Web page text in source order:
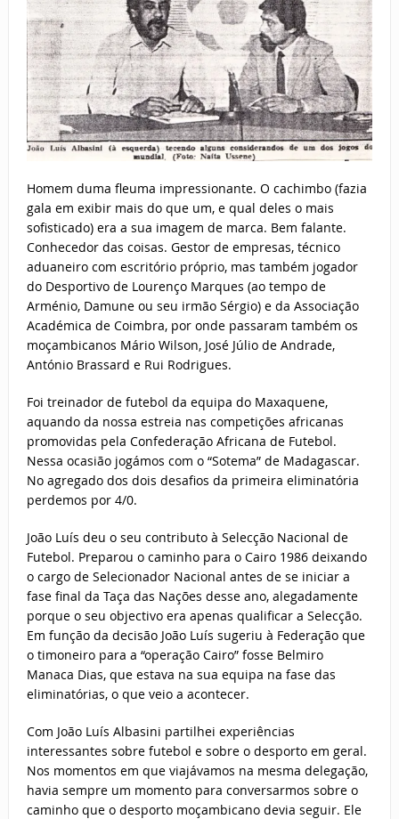
Homem duma fleuma impressionante. O cachimbo (fazia
gala em exibir mais do que um, e qual deles o mais
sofisticado) era a sua imagem de marca. Bem falante.
Conhecedor das coisas. Gestor de empresas, técnico
aduaneiro com escritório próprio, mas também jogador
do Desportivo de Lourenço Marques (ao tempo de
Arménio, Damune ou seu irmão Sérgio) e da Associação
Académica de Coimbra, por onde passaram também os
moçambicanos Mário Wilson, José Júlio de Andrade,
António Brassard e Rui Rodrigues.
Foi treinador de futebol da equipa do Maxaquene,
aquando da nossa estreia nas competições africanas
promovidas pela Confederação Africana de Futebol.
Nessa ocasião jogámos com o “Sotema” de Madagascar.
No agregado dos dois desafios da primeira eliminatória
perdemos por 4/0.
João Luís deu o seu contributo à Selecção Nacional de
Futebol. Preparou o caminho para o Cairo 1986 deixando
o cargo de Selecionador Nacional antes de se iniciar a
fase final da Taça das Nações desse ano, alegadamente
porque o seu objectivo era apenas qualificar a Selecção.
Em função da decisão João Luís sugeriu à Federação que
o timoneiro para a “operação Cairo” fosse Belmiro
Manaca Dias, que estava na sua equipa na fase das
eliminatórias, o que veio a acontecer.
Com João Luís Albasini partilhei experiências
interessantes sobre futebol e sobre o desporto em geral.
Nos momentos em que viajávamos na mesma delegação,
havia sempre um momento para conversarmos sobre o
caminho que o desporto moçambicano devia seguir. Ele